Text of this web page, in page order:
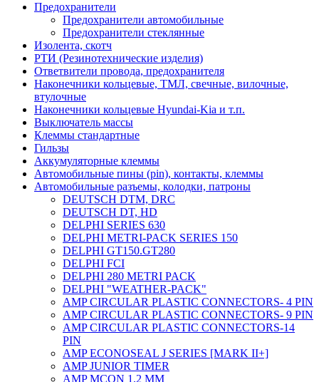
Предохранители
Предохранители автомобильные
Предохранители стеклянные
Изолента, скотч
РТИ (Резинотехнические изделия)
Ответвители провода, предохранителя
Наконечники кольцевые, ТМЛ, свечные, вилочные,
втулочные
Наконечники кольцевые Hyundai-Kia и т.п.
Выключатель массы
Клеммы стандартные
Гильзы
Аккумуляторные клеммы
Автомобильные пины (pin), контакты, клеммы
Автомобильные разъемы, колодки, патроны
DEUTSCH DTM, DRC
DEUTSCH DT, HD
DELPHI SERIES 630
DELPHI METRI-PACK SERIES 150
DELPHI GT150.GT280
DELPHI FCI
DELPHI 280 METRI PACK
DELPHI "WEATHER-PACK"
AMP CIRCULAR PLASTIC CONNECTORS- 4 PIN
AMP CIRCULAR PLASTIC CONNECTORS- 9 PIN
AMP CIRCULAR PLASTIC CONNECTORS-14
PIN
AMP ECONOSEAL J SERIES [MARK II+]
AMP JUNIOR TIMER
AMP MCON 1.2 MM